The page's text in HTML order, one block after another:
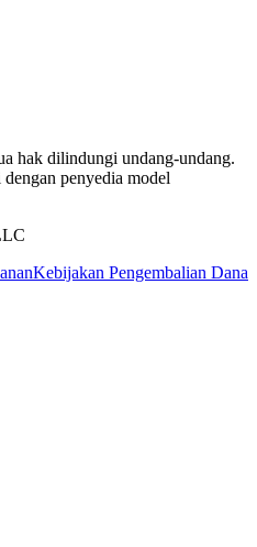
hak dilindungi undang-undang.
penyedia model
Kebijakan Pengembalian Dana